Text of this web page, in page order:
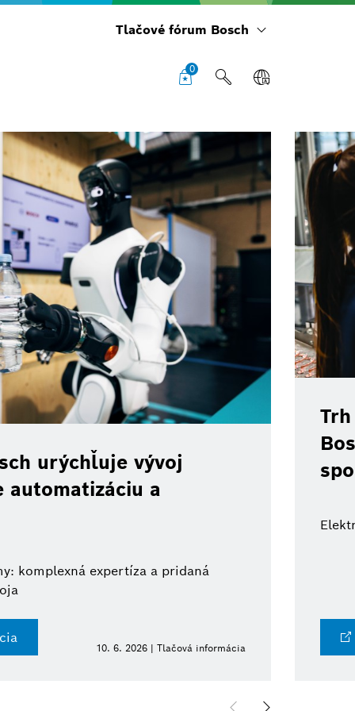
Tlačové fórum Bosch
0
urýchľuje vývoj
a
komplexná expertíza a pridaná
10. 6. 2026 | Tlačová informácia